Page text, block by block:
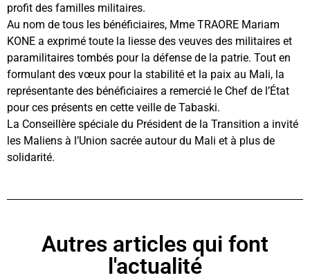
profit des familles militaires.
Au nom de tous les bénéficiaires, Mme TRAORE Mariam
KONE a exprimé toute la liesse des veuves des militaires et
paramilitaires tombés pour la défense de la patrie. Tout en
formulant des vœux pour la stabilité et la paix au Mali, la
représentante des bénéficiaires a remercié le Chef de l’État
pour ces présents en cette veille de Tabaski.
La Conseillère spéciale du Président de la Transition a invité
les Maliens à l’Union sacrée autour du Mali et à plus de
solidarité.
Autres articles qui font
l'actualité